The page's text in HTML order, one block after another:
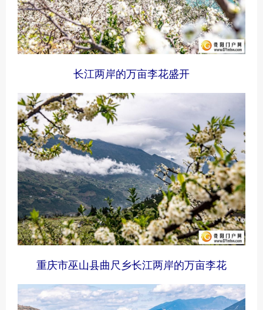
长江两岸的万亩李花盛开
重庆市巫山县曲尺乡长江两岸的万亩李花